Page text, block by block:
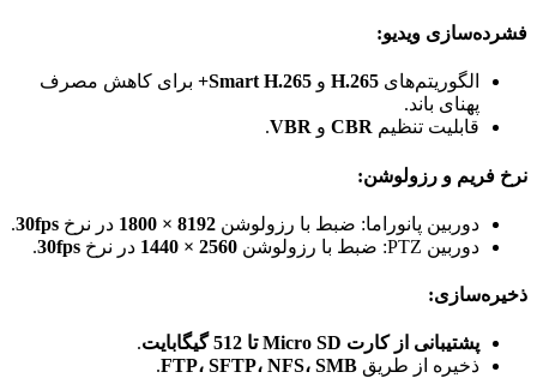
فشرده‌سازی ویدیو:
الگوریتم‌های H.265 و Smart H.265+
برای کاهش مصرف
پهنای باند.
قابلیت تنظیم CBR و VBR
.
نرخ فریم و رزولوشن:
دوربین پانوراما: ضبط با رزولوشن 8192 × 1800 در نرخ 30fps
.
دوربین PTZ: ضبط با رزولوشن
2560 × 1440 در نرخ 30fps
.
ذخیره‌سازی:
پشتیبانی از کارت Micro SD تا 512 گیگابایت
.
ذخیره از طریق FTP، SFTP، NFS، SMB.